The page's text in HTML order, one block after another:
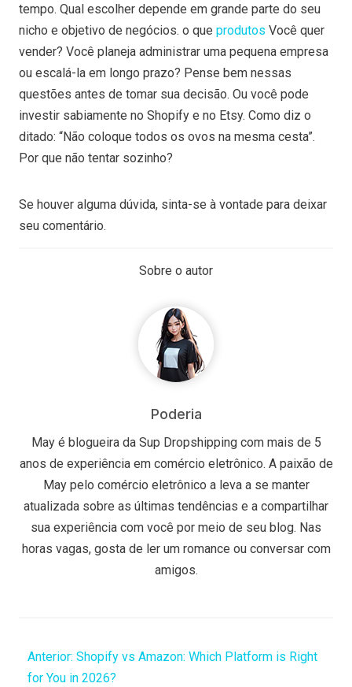
tempo. Qual escolher depende em grande parte do seu
nicho e objetivo de negócios. o que produtos Você quer
vender? Você planeja administrar uma pequena empresa
ou escalá-la em longo prazo? Pense bem nessas
questões antes de tomar sua decisão. Ou você pode
investir sabiamente no Shopify e no Etsy. Como diz o
ditado: “Não coloque todos os ovos na mesma cesta”.
Por que não tentar sozinho?
Se houver alguma dúvida, sinta-se à vontade para deixar
seu comentário.
Sobre o autor
Poderia
May é blogueira da Sup Dropshipping com mais de 5
anos de experiência em comércio eletrônico. A paixão de
May pelo comércio eletrônico a leva a se manter
atualizada sobre as últimas tendências e a compartilhar
sua experiência com você por meio de seu blog. Nas
horas vagas, gosta de ler um romance ou conversar com
amigos.
Anterior: Shopify vs Amazon: Which Platform is Right
for You in 2026?